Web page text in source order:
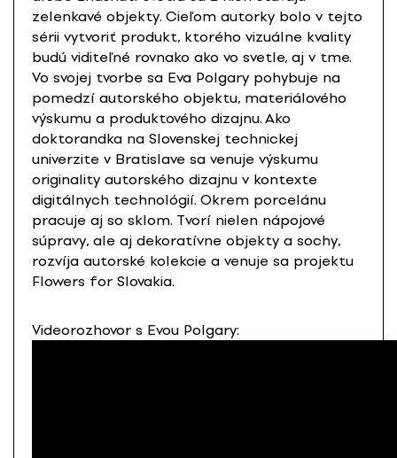
zelenkavé objekty. Cieľom autorky bolo v tejto
sérii vytvoriť produkt, ktorého vizuálne kvality
budú viditeľné rovnako ako vo svetle, aj v tme.
Vo svojej tvorbe sa Eva Polgary pohybuje na
pomedzí autorského objektu, materiálového
výskumu a produktového dizajnu. Ako
doktorandka na Slovenskej technickej
univerzite v Bratislave sa venuje výskumu
originality autorského dizajnu v kontexte
digitálnych technológií. Okrem porcelánu
pracuje aj so sklom. Tvorí nielen nápojové
súpravy, ale aj dekoratívne objekty a sochy,
rozvíja autorské kolekcie a venuje sa projektu
Flowers for Slovakia.
Videorozhovor s Evou Polgary: